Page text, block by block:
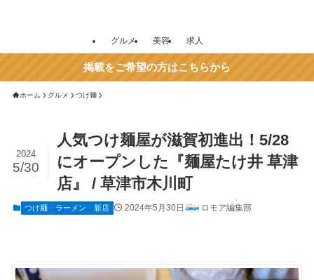
グルメ 美容 求人
掲載をご希望の方はこちらから
ホーム グルメ つけ麺
人気つけ麺屋が滋賀初進出！5/28
にオープンした『麺屋たけ井 草津
店』 / 草津市木川町
2024
5/30
つけ麺 ラーメン 新店 2024年5月30日 ロモア編集部